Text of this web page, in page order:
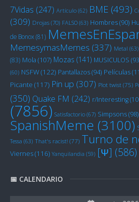
7Vidas (247) Artículo (62) BME (493)
(309) Drojas (70) FALSO (63) Hombres(90)
de Bonox(81)
MemesymasMemes (337) Metal (63)
(83) Mola (107) Mozas (141) MUSICULOS
(60) NSFW(122) Pantallazos(94) Películas
Picante (117) Pin up (307) Plot twist (75)
(350) Quake FM (242) r/Interesting
(7856) Satisfactorio (67) Simpsons(98)
SpanishMeme (3100)
Tessa (63) That's racist! (77) Turno de
Viernes(116) Yanquilandia (59) [Ψ] (586)
📅 CALENDARIO